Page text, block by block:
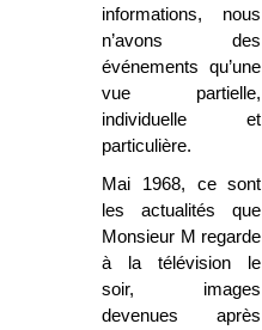
informations, nous
n’avons des
événements qu’une
vue partielle,
individuelle et
particulière.
Mai 1968, ce sont
les actualités que
Monsieur M regarde
à la télévision le
soir, images
devenues après